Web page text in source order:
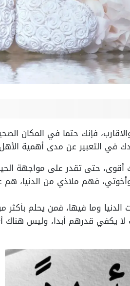
فإنك حتما في المكان
في التعبير عن مدى أهمية الأهل
حتى تقدر على مواجهة
فهم ملاذي من الدنيا،
الدنيا وما فيها، فمن يحلم
يكفي قدرهم أبدا، وليس